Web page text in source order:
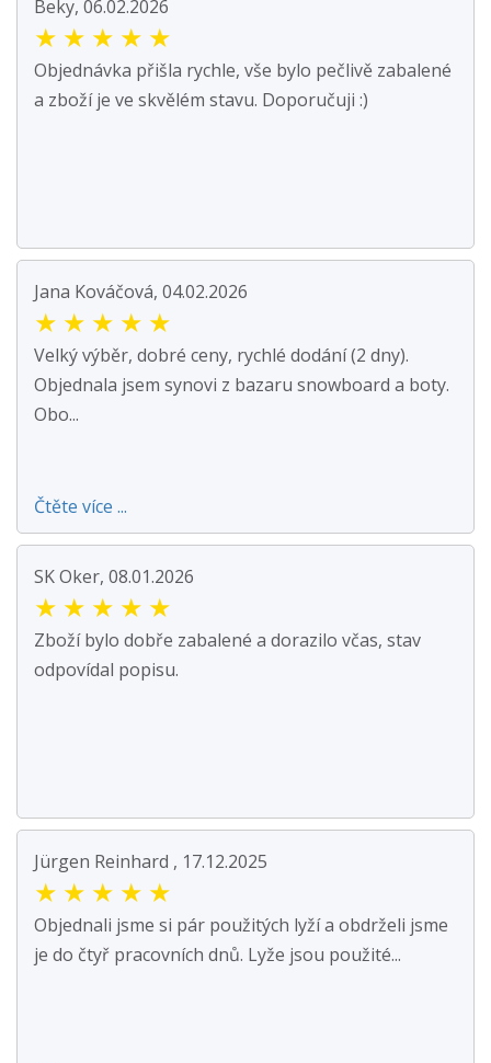
Beky, 06.02.2026
★ ★ ★ ★ ★
Objednávka přišla rychle, vše bylo pečlivě zabalené
a zboží je ve skvělém stavu. Doporučuji :)
Jana Kováčová, 04.02.2026
★ ★ ★ ★ ★
Velký výběr, dobré ceny, rychlé dodání (2 dny).
Objednala jsem synovi z bazaru snowboard a boty.
Obo...
Čtěte více ...
SK Oker, 08.01.2026
★ ★ ★ ★ ★
Zboží bylo dobře zabalené a dorazilo včas, stav
odpovídal popisu.
Jürgen Reinhard , 17.12.2025
★ ★ ★ ★ ★
Objednali jsme si pár použitých lyží a obdrželi jsme
je do čtyř pracovních dnů. Lyže jsou použité...